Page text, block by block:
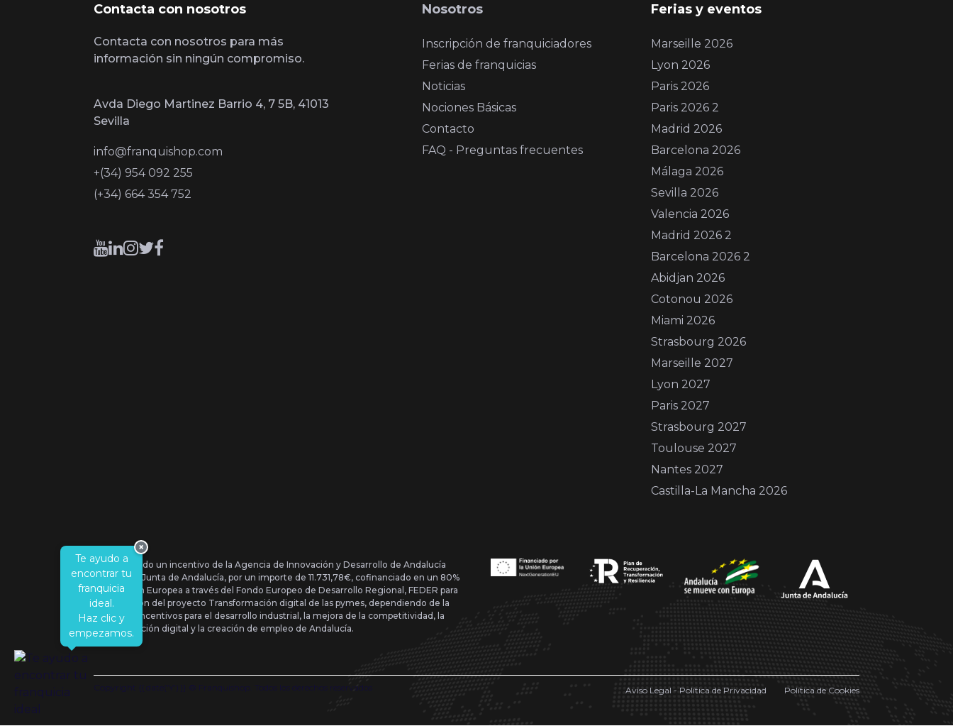
Contacta con nosotros
Contacta con nosotros para más
información sin ningún compromiso.
Avda Diego Martinez Barrio 4, 7 5B, 41013
Sevilla
info@franquishop.com
+(34) 954 092 255
(+34) 664 354 752
Nosotros
Inscripción de franquiciadores
Ferias de franquicias
Noticias
Nociones Básicas
Contacto
FAQ - Preguntas frecuentes
Ferias y eventos
Marseille 2026
Lyon 2026
Paris 2026
Paris 2026 2
Madrid 2026
Barcelona 2026
Málaga 2026
Sevilla 2026
Valencia 2026
Madrid 2026 2
Barcelona 2026 2
Abidjan 2026
Cotonou 2026
Miami 2026
Strasbourg 2026
Marseille 2027
Lyon 2027
Paris 2027
Strasbourg 2027
Toulouse 2027
Nantes 2027
Castilla-La Mancha 2026
Se ha recibido un incentivo de la Agencia de Innovación y Desarrollo de Andalucía
IDEA, de la Junta de Andalucía, por un importe de 11.731,78€, cofinanciado en un 80%
por la Unión Europea a través del Fondo Europeo de Desarrollo Regional, FEDER para
la realización del proyecto Transformación digital de las pymes, dependiendo de la
Orden de Incentivos para el desarrollo industrial, la mejora de la competitividad, la
transformación digital y la creación de empleo de Andalucía.
Copyright {{ date('Y') }} ® Franquishop. Todos los derechos reservados Aviso Legal - Política de Privacidad Política de Cookies
Te ayudo a
encontrar tu
franquicia
ideal.
Haz clic y
empezamos.
×